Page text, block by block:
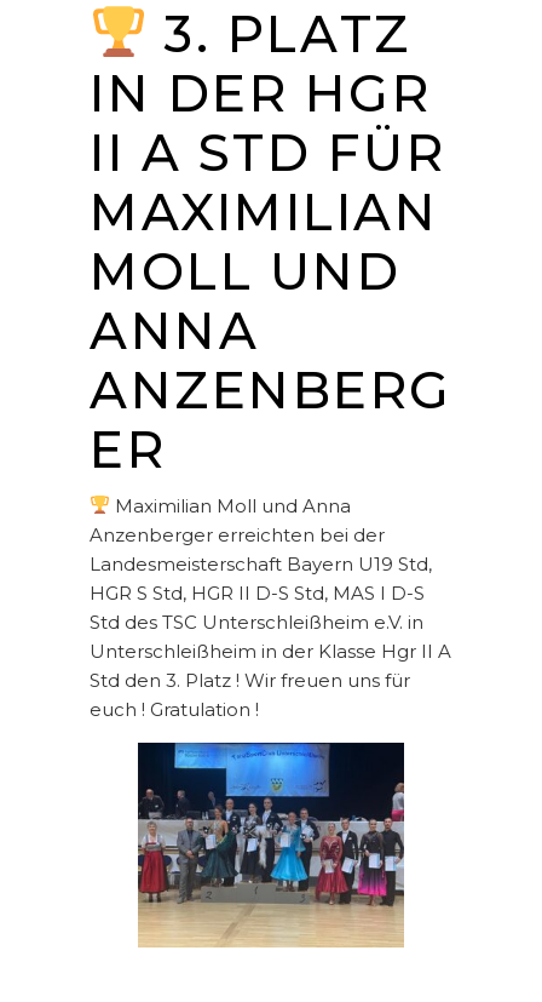
3. PLATZ
IN DER HGR
II A STD FÜR
MAXIMILIAN
MOLL UND
ANNA
ANZENBERG
ER
Maximilian Moll und Anna
Anzenberger erreichten bei der
Landesmeisterschaft Bayern U19 Std,
HGR S Std, HGR II D-S Std, MAS I D-S
Std des TSC Unterschleißheim e.V. in
Unterschleißheim in der Klasse Hgr II A
Std den 3. Platz ! Wir freuen uns für
euch ! Gratulation !